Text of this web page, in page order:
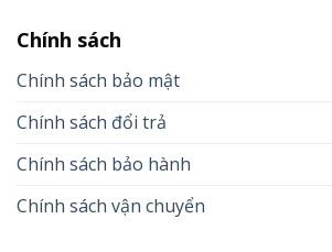
Chính sách
Chính sách bảo mật
Chính sách đổi trả
Chính sách bảo hành
Chính sách vận chuyển